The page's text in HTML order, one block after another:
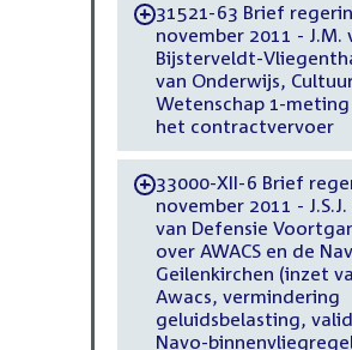
-31521-63 Brief
november 2011 - J.M.
Bijsterveldt-
van Onderwijs,
Wetenschap 1-
het contractvervoer
-33000-XII-6 Brief
november 2011 -
van Defensie
over AWACS en de
Geilenkirchen (inzet
Awacs, vermindering
geluidsbelasting,
Navo-